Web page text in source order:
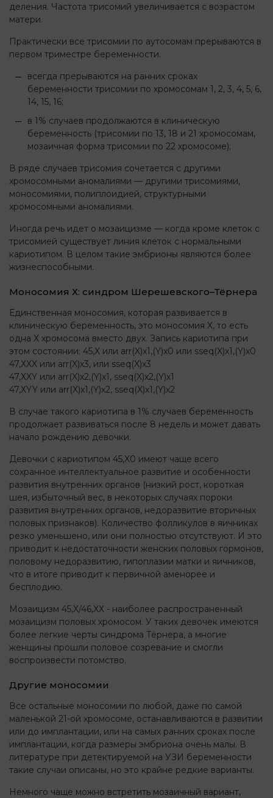
деления. Частота трисомий увеличивается с возрастом
матери.
Практически все трисомии по аутосомам прерываются в
первом триместре беременности.
всегда прерываются на ранних сроках
беременности трисомии по хромосомам 1, 2, 3, 4, 5, 6,
14, 15, 16;
в 1% случаев продолжаются в клиническую
беременность (трисомии по 13, 18 и 21 хромосомам,
мозаичная форма трисомии по 22 хромосоме);
В ряде случаев трисомия сочетается с другими
хромосомными аномалиями — другими трисомиями,
моносомиями, полиплоидией, структурными
хромосомными аномалиями.
Иногда речь идет о мозаицизме — когда кроме клеток с
трисомией существует линия клеток с нормальными
кариотипом. В целом такие эмбрионы являются более
жизнеспособными.
Моносомия Х: синдром Шерешевского–Тёрнера
Единственная моносомия, которая развивается в
клиническую беременность, это моносомия Х, то есть
одна Х хромосома вместо двух. Запись кариотипа при
этом состоянии: 45,X или arr(X)x1,(Y)x0 или sseq(X)x1,(Y)x0
47,ХXX или arr(X)x3, или sseq(X)x3
47,ХXY или arr(X)x2,(Y)х1, sseq(X)x2,(Y)х1
47,ХYY или arr(X)x1,(Y)х2, sseq(X)x1,(Y)х2
В случае такого кариотипа в 1% случаев беременность
продолжает развиваться после 8 недель и может давать
начало рождению девочки.
Девочки с кариотипом 45,X0 имеют чаще всего
сохранное интеллектуальное развитие и особенности
развития внутренних органов (низкий рост, короткая
шея, избыточный вес, в некоторых случаях пороки
развития внутренних органов, недоразвитие вторичных
половых признаков). Количество фолликулов в яичниках
резко уменьшено, или они полностью отсутствуют. И это
приводит к недостаточности женских половых гормонов,
половому недоразвитию, гипоплазии матки и яичников,
что в итоге приводит к первичной аменорее и
бесплодию.
Мозаицизм 45,X/46,XХ - наиболее распространенный
мозаицизм половых хромосом. У таких девочек имеются
более легкие черты синдрома Тёрнера, а многие
женщины прошли половое созревание и смогли
воспроизвести потомство.
Другие моносомии
Все остальные моносомии по любой, даже по самой
маленькой 21-ой хромосоме, останавливаются в развитии
или до имплантации, или на самых ранних сроках после
имплантации, когда размеры эмбриона очень малы. В
литературе при детектируемой на УЗИ беременности
такие случаи описаны, но это крайне редкие варианты.
Немного чаще можно встретить мозаичный вариант,